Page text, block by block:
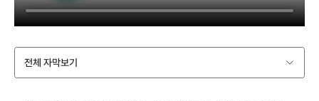
전체 자막보기